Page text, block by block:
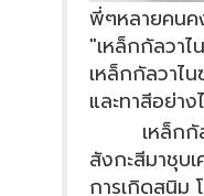
พี่ๆหลายคนค
"เหล็กกัลวา
เหล็กกัลวาไน
และทาสีอย่าง
เหล็กกัลว
สังกะสีมาชุบ
การเกิดสนิม